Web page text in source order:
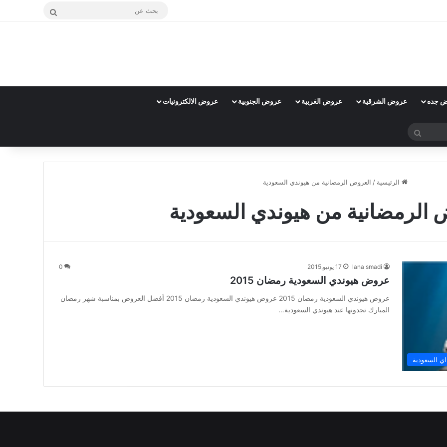
بحث
جده عروض الشرقية عروض الغربية عروض الجنوبية عروض الالكترونيات
بحث
الرئيسية / العروض الرمضانية من هيوندي السعودية
الرمضانية من هيوندي السعودية
السعودية
lana smadi 17 يونيو,2015 0
عروض هيوندي السعودية رمضان 2015
عروض هيوندي السعودية رمضان 2015 عروض هيوندي السعودية رمضان 2015 أفضل العروض بمناسبة شهر رمضان
المبارك تجدونها عند هيوندي السعودية…